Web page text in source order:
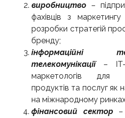
виробництво –
фахівців з
розробки стратегій
бренду;
інформаційні
телекомунікації– IT-
маркетологів для
продуктів та послуг як
на міжнародному
фінансовий сектор–